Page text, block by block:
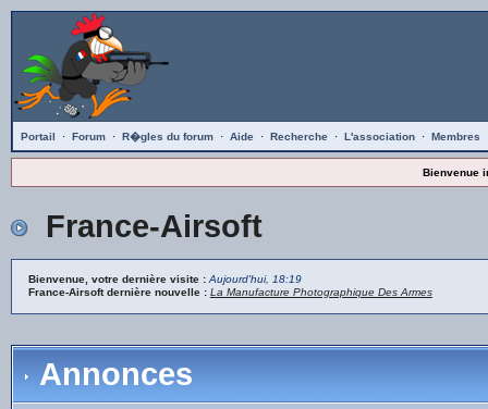
Portail · Forum · R�gles du forum · Aide · Recherche · L'association · Membres
Bienvenue
France-Airsoft
Bienvenue, votre dernière visite : Aujourd'hui, 18:19
France-Airsoft dernière nouvelle : La Manufacture Photographique Des Armes
Annonces